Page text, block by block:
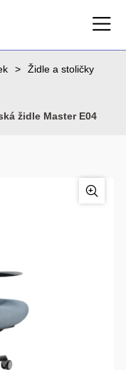
Židle a stoličky
židle Master E04